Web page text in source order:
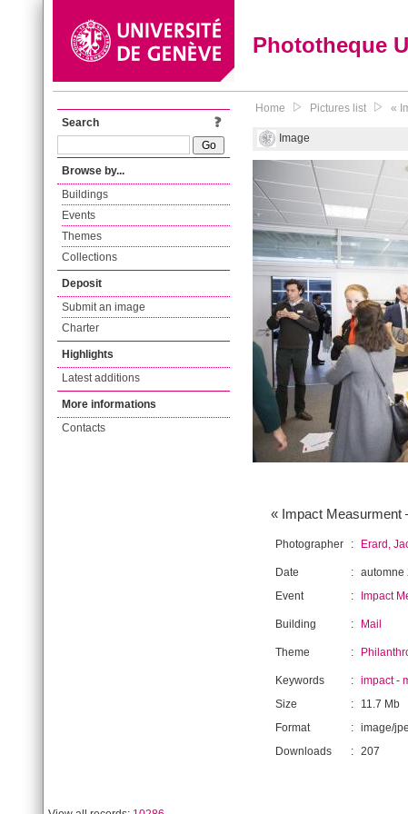
Phototheque
Search
Browse by...
Buildings
Events
Themes
Collections
Deposit
Submit an image
Charter
Highlights
Latest additions
More informations
Contacts
Home Pictures list «
Image
« Impact Measurment
Photographer : Erard,
Date : automne
Event
: Impact
Building : Mail
Theme :
Keywords : impact-
Size
:
11.7 Mb
Format
: image/
Downloads
: 207